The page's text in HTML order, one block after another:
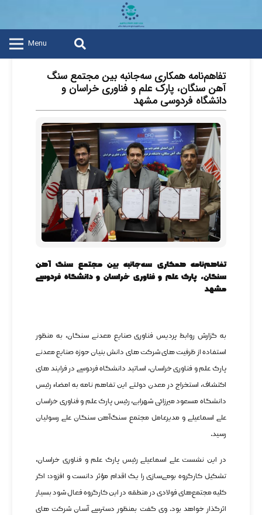
Menu
تفاهم‌نامه همکاری سه‌جانبه بین مجتمع سنگ
آهن سنگان، پارک علم و فناوری خراسان و
دانشگاه فردوسی مشهد
تفاهم‌نامه همکاری سه‌جانبه بین مجتمع سنگ آهن
سنگان، پارک علم و فناوری خراسان و دانشگاه فردوسی
مشهد
به گزارش روابط پردیس فناوری صنایع معدنی سنگان، به منظور
استفاده از ظرفیت های شرکت های دانش بنیان حوزه صنایع معدنی
پارک علم و فناوری خراسان، اساتید دانشگاه فردوسی در فرایند های
اکتشاف، استخراج در معدن دولتی این تفاهم نامه به امضاء رئیس
دانشگاه مسعود میرزائی شهرابی، رئیس پارک علم و فناوری خراسان
علی اسماعیلی و مدیرعامل مجتمع سنگ‌آهن سنگان علی رسولیان
رسید.
در این نشست علی اسماعیلی رئیس پارک علم و فناوری خراسان،
تشکیل کارگروه بومی‌سازی را یک اقدام مؤثر دانست و افزود: اگر
کلیه مجتمع‌های فولادی در منطقه در این کارگروه فعال شود بسیار
اثرگذار خواهد بود. وی گفت بمنظور دسترسی آسان شرکت های